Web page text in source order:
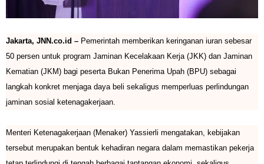
Jakarta, JNN.co.id – Pemerintah memberikan keringanan iuran sebesar
50 persen untuk program Jaminan Kecelakaan Kerja (JKK) dan Jaminan
Kematian (JKM) bagi peserta Bukan Penerima Upah (BPU) sebagai
langkah konkret menjaga daya beli sekaligus memperluas perlindungan
jaminan sosial ketenagakerjaan.
Menteri Ketenagakerjaan (Menaker) Yassierli mengatakan, kebijakan
tersebut merupakan bentuk kehadiran negara dalam memastikan pekerja